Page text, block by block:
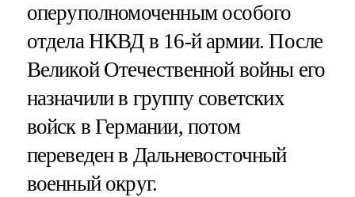
оперуполномоченным особого
отдела НКВД в 16-й армии. После
Великой Отечественной войны его
назначили в группу советских
войск в Германии, потом
переведен в Дальневосточный
военный округ.